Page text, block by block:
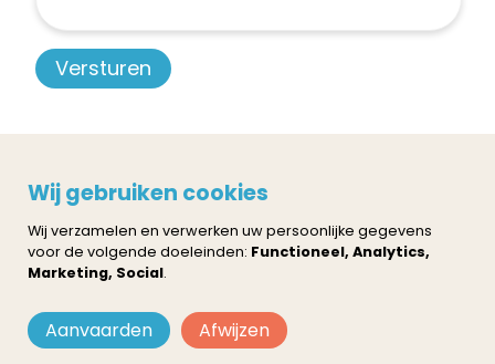
Wij gebruiken cookies
Wij verzamelen en verwerken uw persoonlijke gegevens
voor de volgende doeleinden: Functioneel, Analytics,
Marketing, Social.
Aanvaarden
Afwijzen
Neem contact op
+32 16 82 04 82